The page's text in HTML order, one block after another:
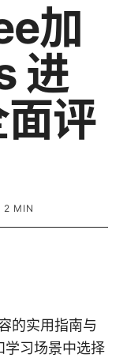
加
进
评
2 MIN
的实用指南与
学习场景中选择